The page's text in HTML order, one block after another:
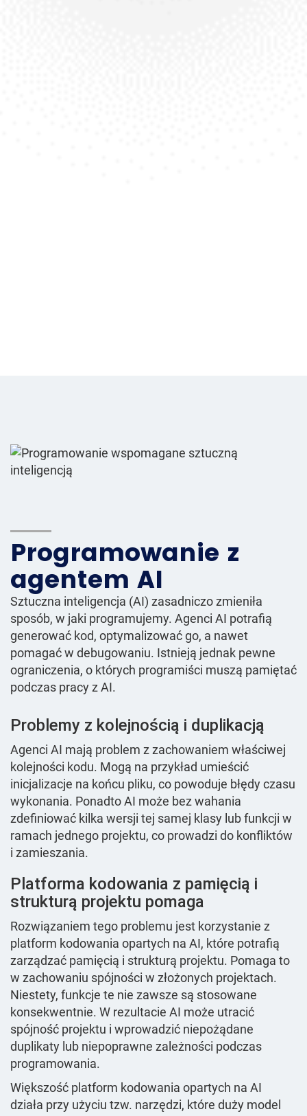
Programowanie z
agentem AI
Sztuczna inteligencja (AI) zasadniczo zmieniła
sposób, w jaki programujemy. Agenci AI potrafią
generować kod, optymalizować go, a nawet
pomagać w debugowaniu. Istnieją jednak pewne
ograniczenia, o których programiści muszą pamiętać
podczas pracy z AI.
Problemy z kolejnością i duplikacją
Agenci AI mają problem z zachowaniem właściwej
kolejności kodu. Mogą na przykład umieścić
inicjalizacje na końcu pliku, co powoduje błędy czasu
wykonania. Ponadto AI może bez wahania
zdefiniować kilka wersji tej samej klasy lub funkcji w
ramach jednego projektu, co prowadzi do konfliktów
i zamieszania.
Platforma kodowania z pamięcią i
strukturą projektu pomaga
Rozwiązaniem tego problemu jest korzystanie z
platform kodowania opartych na AI, które potrafią
zarządzać pamięcią i strukturą projektu. Pomaga to
w zachowaniu spójności w złożonych projektach.
Niestety, funkcje te nie zawsze są stosowane
konsekwentnie. W rezultacie AI może utracić
spójność projektu i wprowadzić niepożądane
duplikaty lub niepoprawne zależności podczas
programowania.
Większość platform kodowania opartych na AI
działa przy użyciu tzw. narzędzi, które duży model